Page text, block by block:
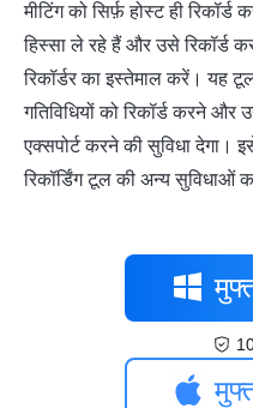
मीटिंग को सिर्फ़ होस्ट ही
हिस्सा ले रहे हैं और उसे रिकॉर्ड
रिकॉर्डर का इस्तेमाल करें। यह
गतिविधियों को रिकॉर्ड करने और
एक्सपोर्ट करने की सुविधा
रिकॉर्डिंग टूल की अन्य सुविधाओं